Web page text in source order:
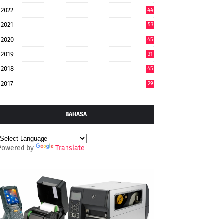
2022
44
2021 53
2020 45
2019 31
2018 45
2017 29
BAHASA
by Translate